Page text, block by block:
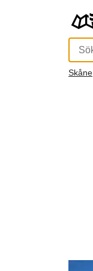
Skåne